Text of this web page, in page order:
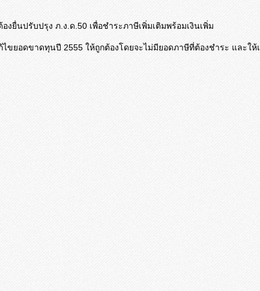
ยื่นปรับปรุง ภ.ง.ด.50 เพื่อชำระภาษีเพิ่มเติมพร้อมเงินเพิ่ม
ขยอดขาดทุนปี 2555 ให้ถูกต้องโดยจะไม่มียอดภาษีที่ต้องชำระ และใ